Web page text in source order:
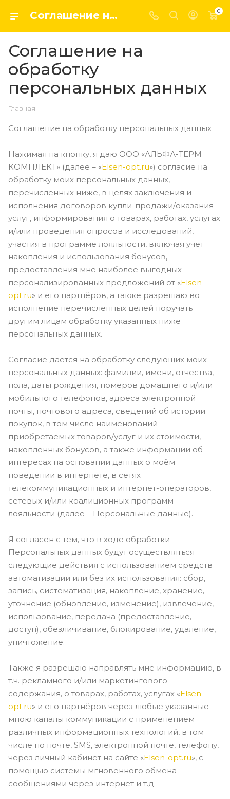
Соглашение на обработку персональных данных 0
Соглашение на
обработку
персональных данных
Главная
Соглашение на обработку персональных данных
Нажимая на кнопку, я даю ООО «АЛЬФА-ТЕРМ
КОМПЛЕКТ» (далее – «Elsen-opt.ru») согласие на
обработку моих персональных данных,
перечисленных ниже, в целях заключения и
исполнения договоров купли-продажи/оказания
услуг, информирования о товарах, работах, услугах
и/или проведения опросов и исследований,
участия в программе лояльности, включая учёт
накопления и использования бонусов,
предоставления мне наиболее выгодных
персонализированных предложений от «Elsen-
opt.ru» и его партнёров, а также разрешаю во
исполнение перечисленных целей поручать
другим лицам обработку указанных ниже
персональных данных.
Согласие даётся на обработку следующих моих
персональных данных: фамилии, имени, отчества,
пола, даты рождения, номеров домашнего и/или
мобильного телефонов, адреса электронной
почты, почтового адреса, сведений об истории
покупок, в том числе наименований
приобретаемых товаров/услуг и их стоимости,
накопленных бонусов, а также информации об
интересах на основании данных о моём
поведении в интернете, в сетях
телекоммуникационных и интернет-операторов,
сетевых и/или коалиционных программ
лояльности (далее – Персональные данные).
Я согласен с тем, что в ходе обработки
Персональных данных будут осуществляться
следующие действия с использованием средств
автоматизации или без их использования: сбор,
запись, систематизация, накопление, хранение,
уточнение (обновление, изменение), извлечение,
использование, передача (предоставление,
доступ), обезличивание, блокирование, удаление,
уничтожение.
Также я разрешаю направлять мне информацию, в
т.ч. рекламного и/или маркетингового
содержания, о товарах, работах, услугах «Elsen-
opt.ru» и его партнёров через любые указанные
мною каналы коммуникации с применением
различных информационных технологий, в том
числе по почте, SMS, электронной почте, телефону,
через личный кабинет на сайте «Elsen-opt.ru», с
помощью системы мгновенного обмена
сообщениями через интернет и т.д.